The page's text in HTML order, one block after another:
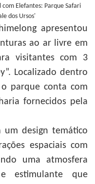
Elefantes: Parque Safari
dos Ursos'
apresentou
ao ar livre em
visitantes com 3
Localizado dentro
parque conta com
fornecidos pela
um design temático
espaciais com
uma atmosfera
estimulante que